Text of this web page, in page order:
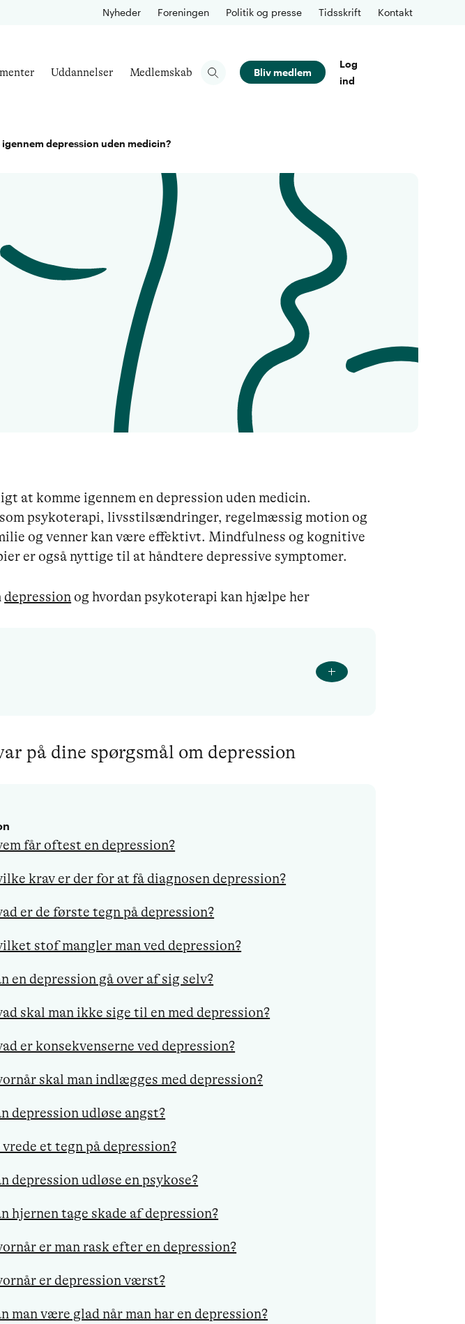
Nyheder Foreningen Politik og presse Tidsskrift Kontakt
Uddannelser Medlemskab Bliv medlem
Log
ind
igennem depression uden medicin?
at komme igennem en depression uden medicin.
psykoterapi, livsstilsændringer, regelmæssig motion og
og venner kan være effektivt. Mindfulness og kognitive
er også nyttige til at håndtere depressive symptomer.
depression og hvordan psykoterapi kan hjælpe her
på dine spørgsmål om depression
får oftest en depression?
krav er der for at få diagnosen depression?
er de første tegn på depression?
stof mangler man ved depression?
en depression gå over af sig selv?
skal man ikke sige til en med depression?
er konsekvenserne ved depression?
skal man indlægges med depression?
depression udløse angst?
et tegn på depression?
depression udløse en psykose?
hjernen tage skade af depression?
er man rask efter en depression?
er depression værst?
man være glad når man har en depression?